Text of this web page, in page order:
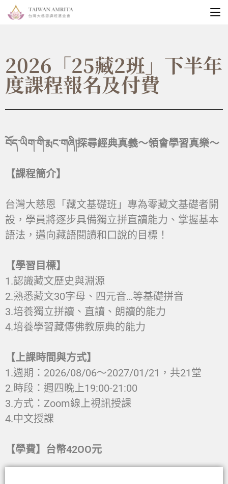
2026「25藏2班」下半年
度課程報名及付費
བོད་ཡིག་གི་རྨང་གཞི།探尋經典真義～領會學習真樂～
【課程簡介】
台灣大慈恩「藏文基礎班」專為零藏文基礎者開
設，學員將逐步具備獨立拼直讀能力、掌握基本
語法，邁向藏語閱讀和口說的目標！
【學習目標】
1.認識藏文歷史與淵源
2.熟悉藏文30字母、四元音…等基礎拼音
3.培養獨立拼讀、直讀、朗讀的能力
4.培養學習藏傳佛教原典的能力
【上課時間與方式】
1.週期：2026/08/06～2027/01/21，共21堂
2.時段：週四晚上19:00-21:00
3.方式：Zoom線上視訊授課
4.中文授課
【學費】台幣42OO元